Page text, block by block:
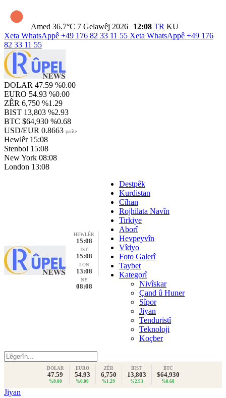
Amed 36.7°C 7 Gelawêj 2026 12:08 TR KU
Xeta WhatsAppê +49 176 82 33 11 55 Xeta WhatsAppê +49 176
82 33 11 55
DOLAR 47.59 %0.00
EURO 54.93 %0.00
ZÊR 6,750 %1.29
BIST 13,803 %2.93
BTC $64,930 %0.68
USD/EUR 0.8663 parîte
Hewlêr 15:08
Stenbol 15:08
New York 08:08
London 13:08
HEWLÊR
15:08
İST
15:08
LON
13:08
NY
08:08
Destpêk
Kurdistan
Cîhan
Rojhilata Navîn
Tirkiye
Aborî
Hevpeyvîn
Vîdyo
Foto Galerî
Taybet
Kategorî
Nivîskar
Çand û Huner
Sîpor
Jiyan
Tenduristî
Teknoloji
Koçber
DOLAR
47.59
%0.00
EURO
54.93
%0.00
ZÊR
6,750
%1.29
BIST
13,803
%2.93
BTC
$64,930
%0.68
Jiyan